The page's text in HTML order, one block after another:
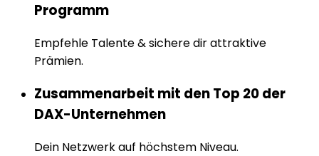
Programm
Empfehle Talente & sichere dir attraktive
Prämien.
Zusammenarbeit mit den Top 20 der
DAX-Unternehmen
Dein Netzwerk auf höchstem Niveau.